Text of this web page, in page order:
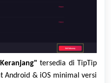
tersedia di TipTip
Android & iOS minimal versi